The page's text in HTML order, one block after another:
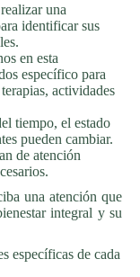
una
identificar sus
en esta
específico para
actividades
tiempo, el estado
pueden cambiar.
de atención
una atención que
integral y su
específicas de cada